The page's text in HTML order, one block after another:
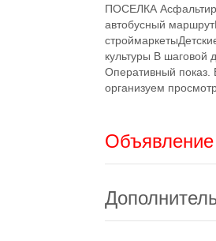
ПОСЕЛКА
автобусный
культуры В шаговой
Оперативный
организуем
Объявление